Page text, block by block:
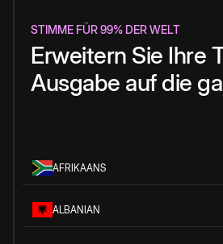
STIMME FÜR 99% DER WELT
Erweitern Sie Ihre
Ausgabe auf die
AFRIKAANS
ALBANIAN